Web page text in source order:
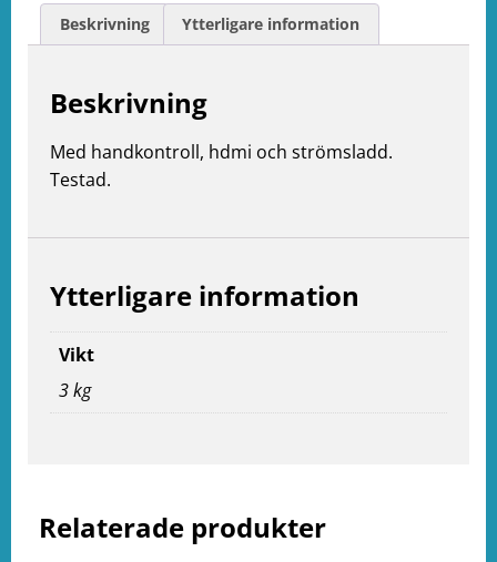
Relaterade produkter
Beskrivning Ytterligare information
Beskrivning
Med handkontroll, hdmi och strömsladd.
Testad.
Ytterligare information
Vikt
3 kg